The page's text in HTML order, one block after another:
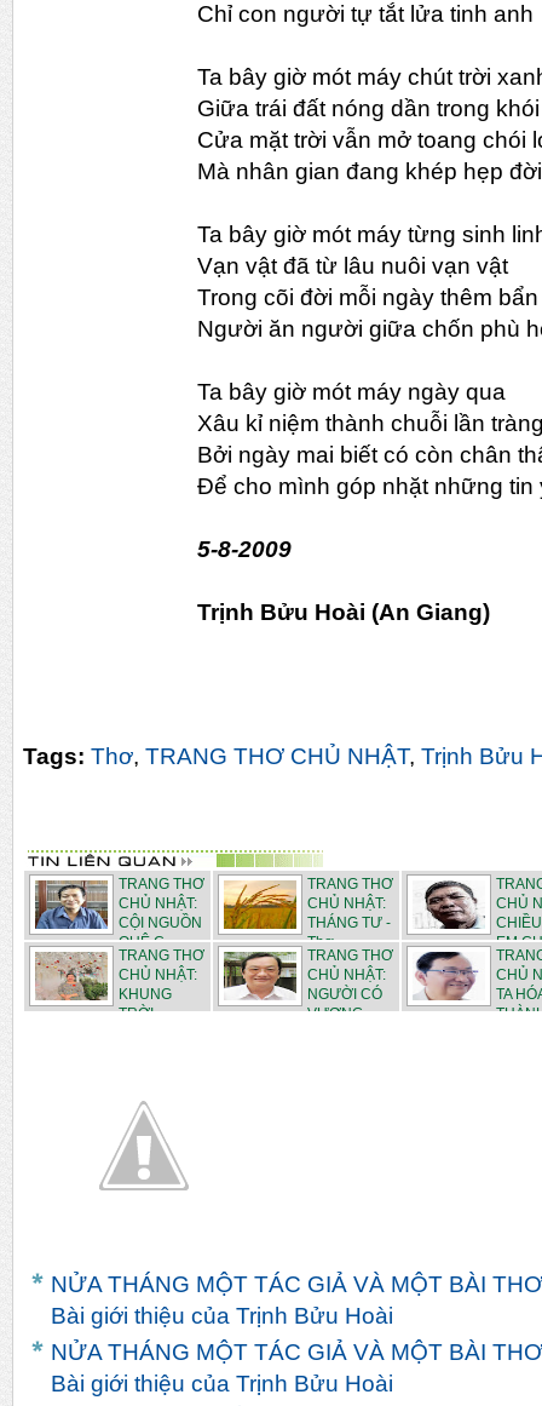
Chỉ con người tự tắt lửa tinh anh
Ta bây giờ mót máy chút trời
Giữa trái đất nóng dần trong
Cửa mặt trời vẫn mở toang chói
Mà nhân gian đang khép hẹp
Ta bây giờ mót máy từng sinh
Vạn vật đã từ lâu nuôi vạn vật
Trong cõi đời mỗi ngày thêm
Người ăn người giữa chốn phù
Ta bây giờ mót máy ngày qua
Xâu kỉ niệm thành chuỗi lần
Bởi ngày mai biết có còn chân
Để cho mình góp nhặt những tin
5-8-2009
Trịnh Bửu Hoài (An Giang)
Tags: Thơ, TRANG THƠ CHỦ NHẬT, Trịnh Bửu
TRANG THƠ
CHỦ NHẬT:
CỘI NGUỒN
QUÊ C...
TRANG THƠ
CHỦ NHẬT:
THÁNG TƯ -
Thơ ...
CHỦ
EM
TRANG THƠ
CHỦ NHẬT:
KHUNG
TRỜI
TRANG THƠ
CHỦ NHẬT:
NGƯỜI CÓ
VƯƠNG ...
CHỦ
TA
NỬA THÁNG MỘT TÁC GIẢ VÀ MỘT BÀI
Bài giới thiệu của Trịnh Bửu Hoài
NỬA THÁNG MỘT TÁC GIẢ VÀ MỘT BÀI
Bài giới thiệu của Trịnh Bửu Hoài